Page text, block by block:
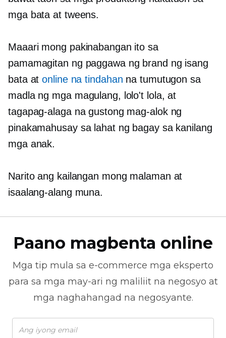
mga bata at tweens.
Maaari mong pakinabangan ito sa
pamamagitan ng paggawa ng brand ng isang
bata atonline na tindahan na tumutugon sa
madla ng mga magulang, lolo't lola, at
tagapag-alaga na gustong mag-alok ng
pinakamahusay sa lahat ng bagay sa kanilang
mga anak.
Narito ang kailangan mong malaman at
isaalang-alang muna.
Paano magbenta online
Mga tip mula sa e-commerce mga eksperto
para sa mga may-ari ng maliliit na negosyo at
mga naghahangad na negosyante.